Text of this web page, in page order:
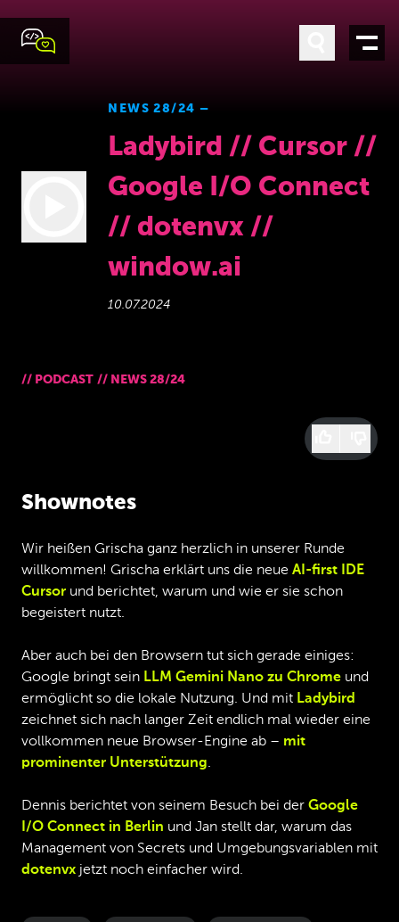
NEWS 28/24 –
Ladybird // Cursor //
Google I/O Connect
// dotenvx //
window.ai
10.07.2024
// PODCAST // NEWS 28/24
Shownotes
Wir heißen Grischa ganz herzlich in unserer Runde
willkommen! Grischa erklärt uns die neue AI-first IDE
Cursor und berichtet, warum und wie er sie schon
begeistert nutzt.
Aber auch bei den Browsern tut sich gerade einiges:
Google bringt sein LLM Gemini Nano zu Chrome und
ermöglicht so die lokale Nutzung. Und mit Ladybird
zeichnet sich nach langer Zeit endlich mal wieder eine
vollkommen neue Browser-Engine ab – mit
prominenter Unterstützung.
Dennis berichtet von seinem Besuch bei der Google
I/O Connect in Berlin und Jan stellt dar, warum das
Management von Secrets und Umgebungsvariablen mit
dotenvx jetzt noch einfacher wird.